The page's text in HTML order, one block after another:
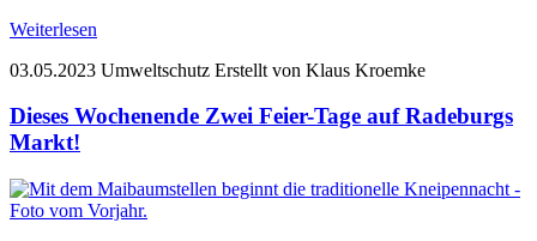
Weiterlesen
03.05.2023 Umweltschutz Erstellt von Klaus Kroemke
Dieses Wochenende Zwei Feier-Tage auf Radeburgs
Markt!